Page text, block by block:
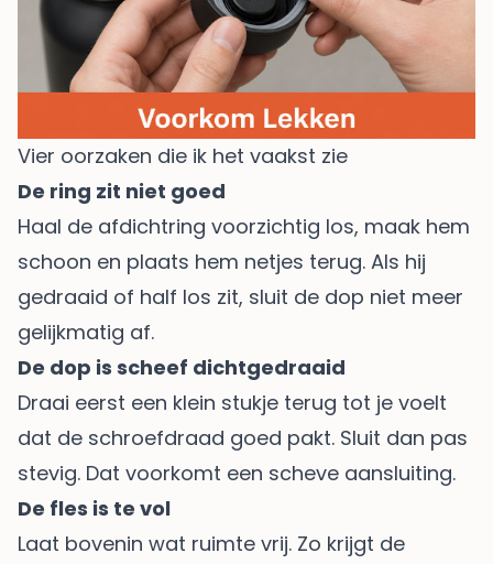
Vier oorzaken die ik het vaakst zie
De ring zit niet goed
Haal de afdichtring voorzichtig los, maak hem
schoon en plaats hem netjes terug. Als hij
gedraaid of half los zit, sluit de dop niet meer
gelijkmatig af.
De dop is scheef dichtgedraaid
Draai eerst een klein stukje terug tot je voelt
dat de schroefdraad goed pakt. Sluit dan pas
stevig. Dat voorkomt een scheve aansluiting.
De fles is te vol
Laat bovenin wat ruimte vrij. Zo krijgt de